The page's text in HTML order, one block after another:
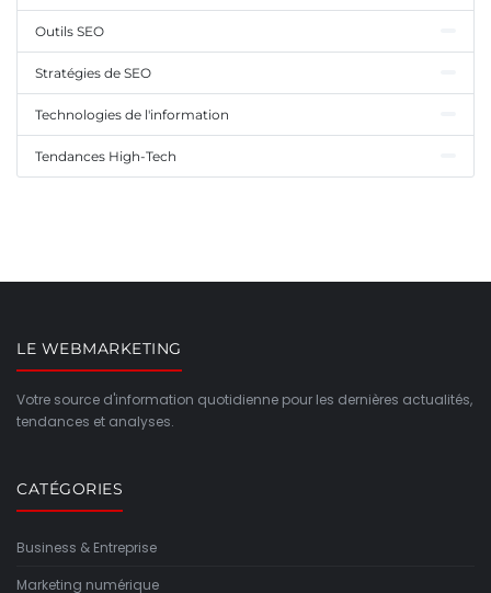
Outils SEO
Stratégies de SEO
Technologies de l'information
Tendances High-Tech
LE WEBMARKETING
Votre source d'information quotidienne pour les dernières actualités,
tendances et analyses.
CATÉGORIES
Business & Entreprise
Marketing numérique